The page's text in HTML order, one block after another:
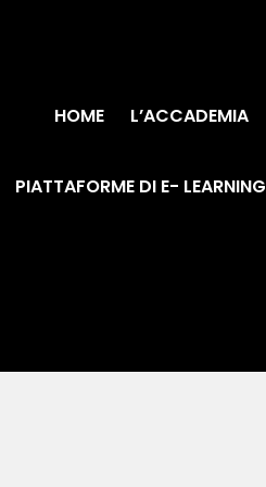
HOME L’ACCADEMIA
PIATTAFORME DI E- LEARNING